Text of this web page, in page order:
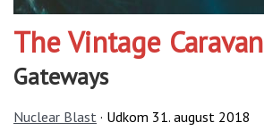
The Vintage Caravan
Gateways
Nuclear Blast · Udkom 31. august 2018